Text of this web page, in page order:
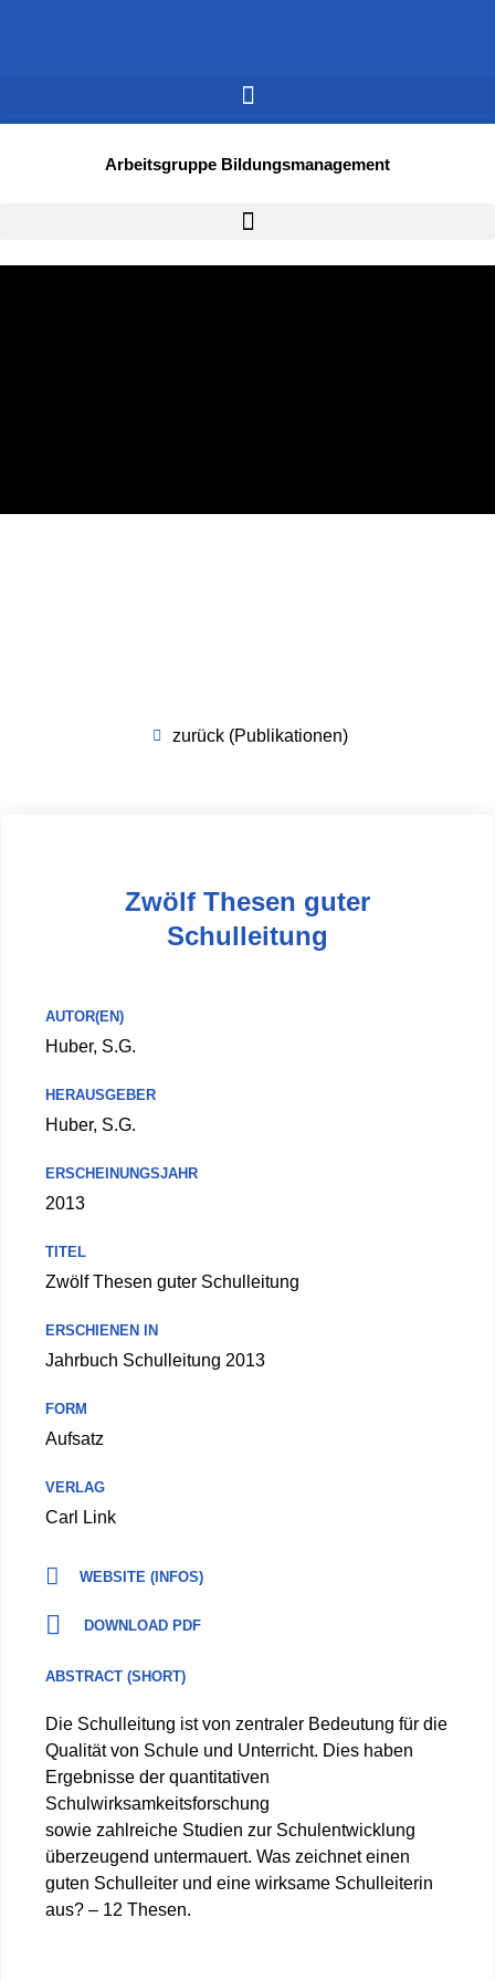
Arbeitsgruppe Bildungsmanagement
zurück (Publikationen)
Zwölf Thesen guter
Schulleitung
AUTOR(EN)
Huber, S.G.
HERAUSGEBER
Huber, S.G.
ERSCHEINUNGSJAHR
2013
TITEL
Zwölf Thesen guter Schulleitung
ERSCHIENEN IN
Jahrbuch Schulleitung 2013
FORM
Aufsatz
VERLAG
Carl Link
WEBSITE (INFOS)
DOWNLOAD PDF
ABSTRACT (SHORT)
Die Schulleitung ist von zentraler Bedeutung für die
Qualität von Schule und Unterricht. Dies haben
Ergebnisse der quantitativen
Schulwirksamkeitsforschung
sowie zahlreiche Studien zur Schulentwicklung
überzeugend untermauert. Was zeichnet einen
guten Schulleiter und eine wirksame Schulleiterin
aus? – 12 Thesen.